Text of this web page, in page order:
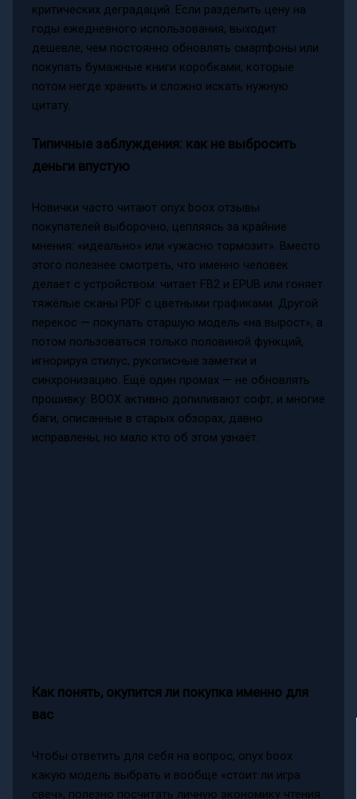
критических деградаций. Если разделить цену на
годы ежедневного использования, выходит
дешевле, чем постоянно обновлять смартфоны или
покупать бумажные книги коробками, которые
потом негде хранить и сложно искать нужную
цитату.
Типичные заблуждения: как не выбросить
деньги впустую
Новички часто читают onyx boox отзывы
покупателей выборочно, цепляясь за крайние
мнения: «идеально» или «ужасно тормозит». Вместо
этого полезнее смотреть, что именно человек
делает с устройством: читает FB2 и EPUB или гоняет
тяжёлые сканы PDF с цветными графиками. Другой
перекос — покупать старшую модель «на вырост», а
потом пользоваться только половиной функций,
игнорируя стилус, рукописные заметки и
синхронизацию. Ещё один промах — не обновлять
прошивку: BOOX активно допиливают софт, и многие
баги, описанные в старых обзорах, давно
исправлены, но мало кто об этом узнаёт.
Как понять, окупится ли покупка именно для
вас
Чтобы ответить для себя на вопрос, onyx boox
какую модель выбрать и вообще «стоит ли игра
свеч», полезно посчитать личную экономику чтения.